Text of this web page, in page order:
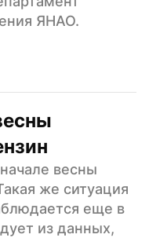
ЯНАО.
весны
же ситуация
еще в
из данных,